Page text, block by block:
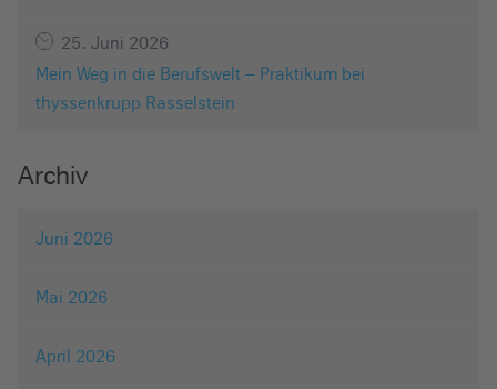
25. Juni 2026
Mein Weg in die Berufswelt – Praktikum bei
thyssenkrupp Rasselstein
Archiv
Juni 2026
Mai 2026
April 2026